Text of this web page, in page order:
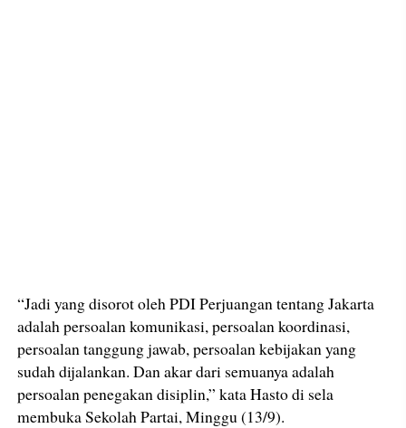
“Jadi yang disorot oleh PDI Perjuangan tentang Jakarta
adalah persoalan komunikasi, persoalan koordinasi,
persoalan tanggung jawab, persoalan kebijakan yang
sudah dijalankan. Dan akar dari semuanya adalah
persoalan penegakan disiplin,” kata Hasto di sela
membuka Sekolah Partai, Minggu (13/9).